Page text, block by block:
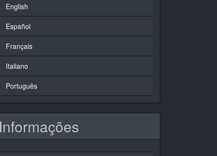
English
Español
Français
Italiano
Português
Informações